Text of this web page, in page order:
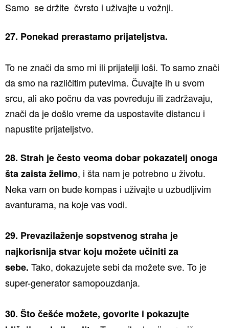
Samo se držite čvrsto i uživajte u vožnji.
27. Ponekad prerastamo prijateljstva.
​To ne znači da smo mi ili prijatelji loši. To samo znači
da smo na različitim putevima. Čuvajte ih u svom
srcu, ali ako počnu da vas povređuju ili zadržavaju,
znači da je došlo vreme da uspostavite distancu i
napustite prijateljstvo.
28. Strah je često veoma dobar pokazatelj onoga
šta zaista želimo, i šta nam je potrebno u životu.
Neka vam on bude kompas i uživajte u uzbudljivim
avanturama, na koje vas vodi.
29. Prevazilaženje sopstvenog straha je
najkorisnija stvar koju možete učiniti za
sebe. Tako, dokazujete sebi da možete sve. To je
super-generator samopouzdanja.
30. Što češće možete, govorite i pokazujte